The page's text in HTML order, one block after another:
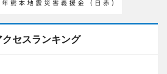
クセスランキング